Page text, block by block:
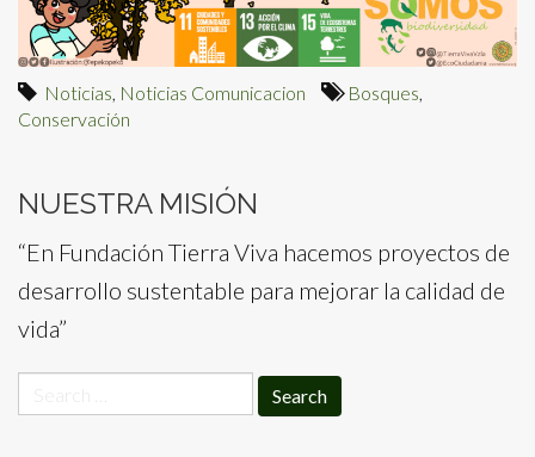
Noticias, Noticias Comunicacion Bosques,
Conservación
NUESTRA MISIÓN
“En Fundación Tierra Viva hacemos proyectos de
desarrollo sustentable para mejorar la calidad de
vida”
for: